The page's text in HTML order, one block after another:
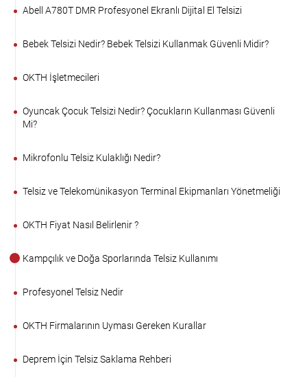
Abell A780T DMR Profesyonel Ekranlı Dijital El Telsizi
Bebek Telsizi Nedir? Bebek Telsizi Kullanmak Güvenli Midir?
OKTH İşletmecileri
Oyuncak Çocuk Telsizi Nedir? Çocukların Kullanması Güvenli
Mi?
Mikrofonlu Telsiz Kulaklığı Nedir?
Telsiz ve Telekomünikasyon Terminal Ekipmanları Yönetmeliği
OKTH Fiyat Nasıl Belirlenir ?
Kampçılık ve Doğa Sporlarında Telsiz Kullanımı
Profesyonel Telsiz Nedir
OKTH Firmalarının Uyması Gereken Kurallar
Deprem İçin Telsiz Saklama Rehberi